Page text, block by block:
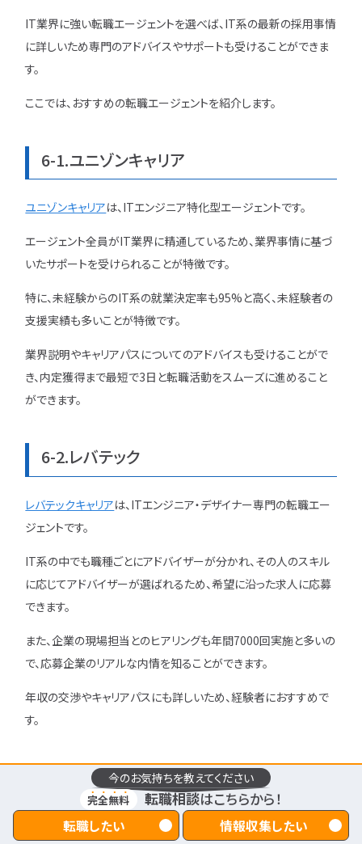
今のお気持ちを教えてください
完全無料 転職相談はこちらから！
転職したい 情報収集したい
IT業界に強い転職エージェントを選べば、IT系の最新の採用事情
に詳しいため専門のアドバイスやサポートも受けることができま
す。
ここでは、おすすめの転職エージェントを紹介します。
6-1.ユニゾンキャリア
ユニゾンキャリアは、ITエンジニア特化型エージェントです。
エージェント全員がIT業界に精通しているため、業界事情に基づ
いたサポートを受けられることが特徴です。
特に、未経験からのIT系の就業決定率も95%と高く、未経験者の
支援実績も多いことが特徴です。
業界説明やキャリアパスについてのアドバイスも受けることがで
き、内定獲得まで最短で3日と転職活動をスムーズに進めること
ができます。
6-2.レバテック
レバテックキャリアは、ITエンジニア・デザイナー専門の転職エー
ジェントです。
IT系の中でも職種ごとにアドバイザーが分かれ、その人のスキル
に応じてアドバイザーが選ばれるため、希望に沿った求人に応募
できます。
また、企業の現場担当とのヒアリングも年間7000回実施と多いの
で、応募企業のリアルな内情を知ることができます。
年収の交渉やキャリアパスにも詳しいため、経験者におすすめで
す。
6-3.リクルートエージェント
リクルートエージェント
は、圧倒的な求人数と支援実績を持つ総